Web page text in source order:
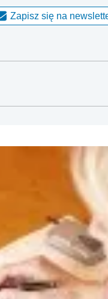
Zapisz się na